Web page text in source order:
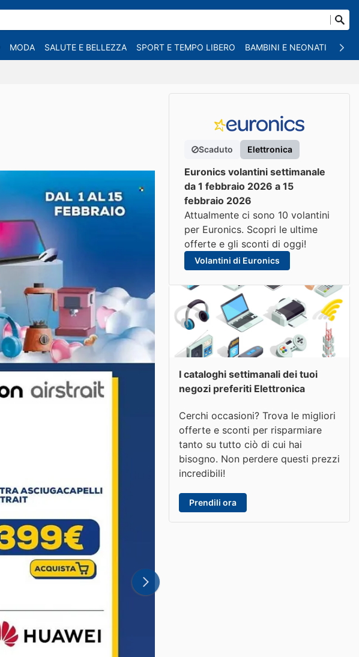
MODA SALUTE E BELLEZZA SPORT E TEMPO LIBERO BAMBINI E NEONATI
Scaduto Elettronica
Euronics volantini settimanale
da 1 febbraio 2026 a 15
febbraio 2026
Attualmente ci sono 10 volantini
per Euronics. Scopri le ultime
offerte e gli sconti di oggi!
Volantini di Euronics
I cataloghi settimanali dei tuoi
negozi preferiti Elettronica
Cerchi occasioni? Trova le migliori
offerte e sconti per risparmiare
tanto su tutto ciò di cui hai
bisogno. Non perdere questi prezzi
incredibili!
Prendili ora